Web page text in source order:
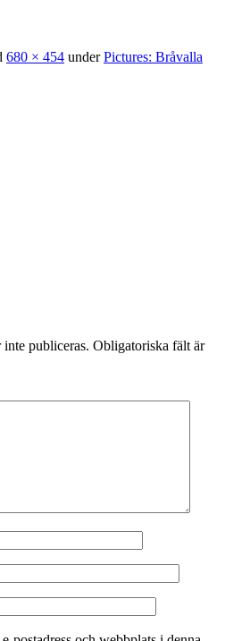
680 × 454 underPictures: Bråvalla
publiceras. Obligatoriska fält är